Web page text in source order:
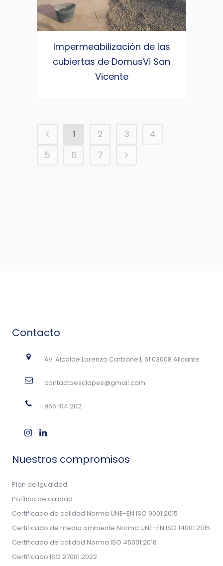
Impermeabilización de las
cubiertas de DomusVi San
Vicente
1 2 3
4
5
6 7
Contacto
Av. Alcalde Lorenzo Carbonell, 61 03008 Alicante
contactoesclapes@gmail.com
965 104 202
Nuestros compromisos
Plan de Igualdad
Política de calidad
Certificado de calidad Norma UNE-EN ISO 9001:2015
Certificado de medio ambiente Norma UNE-EN ISO 14001:2015
Certificado de calidad Norma ISO 45001:2018
Certificado ISO 27001:2022